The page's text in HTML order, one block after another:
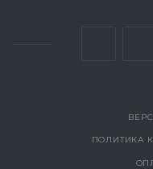
ПОЛИТИКА